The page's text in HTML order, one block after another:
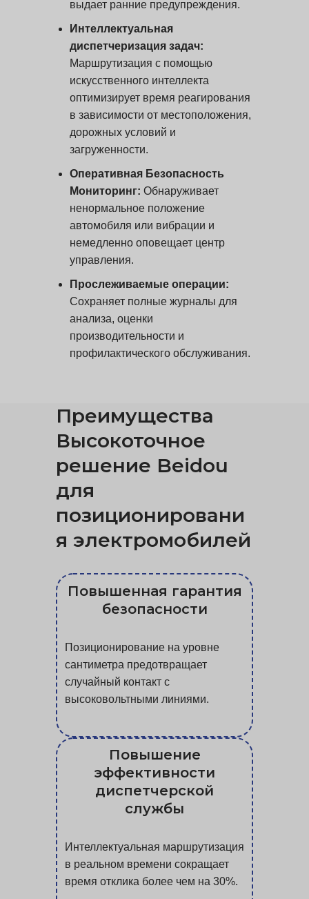
выдает ранние предупреждения.
Интеллектуальная
диспетчеризация задач:
Маршрутизация с помощью
искусственного интеллекта
оптимизирует время реагирования
в зависимости от местоположения,
дорожных условий и
загруженности.
Оперативная Безопасность
Мониторинг: Обнаруживает
ненормальное положение
автомобиля или вибрации и
немедленно оповещает центр
управления.
Прослеживаемые операции:
Сохраняет полные журналы для
анализа, оценки
производительности и
профилактического обслуживания.
Преимущества
Высокоточное
решение Beidou
для
позиционировани
я электромобилей
Повышенная гарантия
безопасности
Позиционирование на уровне
сантиметра предотвращает
случайный контакт с
высоковольтными линиями.
Повышение
эффективности
диспетчерской
службы
Интеллектуальная маршрутизация
в реальном времени сокращает
время отклика более чем на 30%.